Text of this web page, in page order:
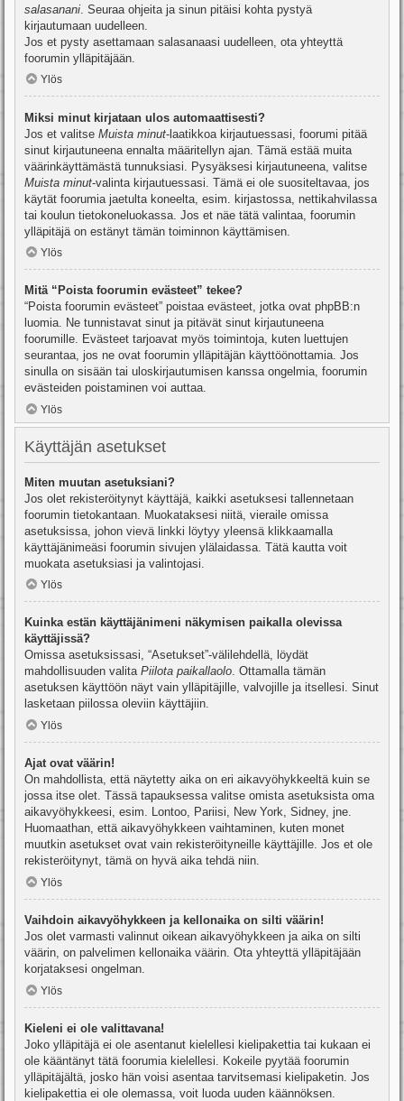
salasanani . Seuraa ohjeita ja sinun pitäisi kohta pystyä
kirjautumaan uudelleen.
Jos et pysty asettamaan salasanaasi uudelleen, ota yhteyttä
foorumin ylläpitäjään.
Ylös
Miksi minut kirjataan ulos automaattisesti?
Jos et valitse Muista minut-laatikkoa kirjautuessasi, foorumi pitää
sinut kirjautuneena ennalta määritellyn ajan. Tämä estää muita
väärinkäyttämästä tunnuksiasi. Pysyäksesi kirjautuneena, valitse
Muista minut-valinta kirjautuessasi. Tämä ei ole suositeltavaa, jos
käytät foorumia jaetulta koneelta, esim. kirjastossa, nettikahvilassa
tai koulun tietokoneluokassa. Jos et näe tätä valintaa, foorumin
ylläpitäjä on estänyt tämän toiminnon käyttämisen.
Ylös
Mitä “Poista foorumin evästeet” tekee?
“Poista foorumin evästeet” poistaa evästeet, jotka ovat phpBB:n
luomia. Ne tunnistavat sinut ja pitävät sinut kirjautuneena
foorumille. Evästeet tarjoavat myös toimintoja, kuten luettujen
seurantaa, jos ne ovat foorumin ylläpitäjän käyttöönottamia. Jos
sinulla on sisään tai uloskirjautumisen kanssa ongelmia, foorumin
evästeiden poistaminen voi auttaa.
Ylös
Käyttäjän asetukset
Miten muutan asetuksiani?
Jos olet rekisteröitynyt käyttäjä, kaikki asetuksesi tallennetaan
foorumin tietokantaan. Muokataksesi niitä, vieraile omissa
asetuksissa, johon vievä linkki löytyy yleensä klikkaamalla
käyttäjänimeäsi foorumin sivujen ylälaidassa. Tätä kautta voit
muokata asetuksiasi ja valintojasi.
Ylös
Kuinka estän käyttäjänimeni näkymisen paikalla olevissa
käyttäjissä?
Omissa asetuksissasi, “Asetukset”-välilehdellä, löydät
mahdollisuuden valita Piilota paikallaolo. Ottamalla tämän
asetuksen käyttöön näyt vain ylläpitäjille, valvojille ja itsellesi. Sinut
lasketaan piilossa oleviin käyttäjiin.
Ylös
Ajat ovat väärin!
On mahdollista, että näytetty aika on eri aikavyöhykkeeltä kuin se
jossa itse olet. Tässä tapauksessa valitse omista asetuksista oma
aikavyöhykkeesi, esim. Lontoo, Pariisi, New York, Sidney, jne.
Huomaathan, että aikavyöhykkeen vaihtaminen, kuten monet
muutkin asetukset ovat vain rekisteröityneille käyttäjille. Jos et ole
rekisteröitynyt, tämä on hyvä aika tehdä niin.
Ylös
Vaihdoin aikavyöhykkeen ja kellonaika on silti väärin!
Jos olet varmasti valinnut oikean aikavyöhykkeen ja aika on silti
väärin, on palvelimen kellonaika väärin. Ota yhteyttä ylläpitäjään
korjataksesi ongelman.
Ylös
Kieleni ei ole valittavana!
Joko ylläpitäjä ei ole asentanut kielellesi kielipakettia tai kukaan ei
ole kääntänyt tätä foorumia kielellesi. Kokeile pyytää foorumin
ylläpitäjältä, josko hän voisi asentaa tarvitsemasi kielipaketin. Jos
kielipakettia ei ole olemassa, voit luoda uuden käännöksen.